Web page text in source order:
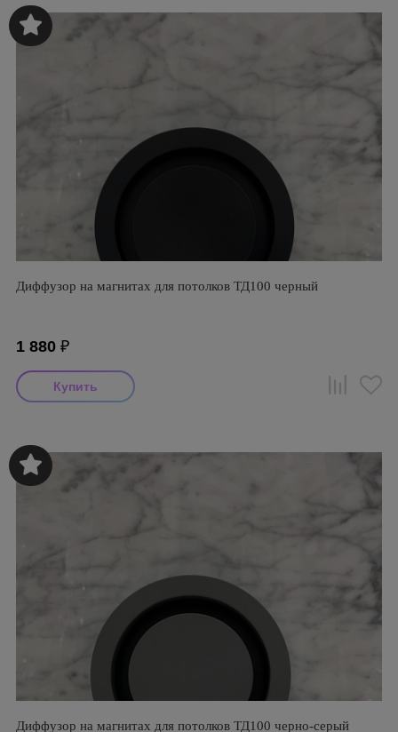
Диффузор на магнитах для потолков ТД100 черный
1 880 ₽
Диффузор на магнитах для потолков ТД100 черно-серый